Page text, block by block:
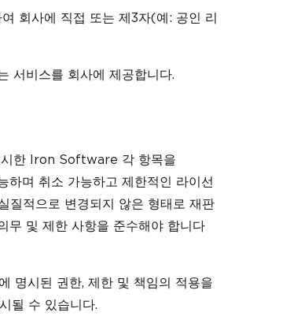
회사에 직접 또는 제3자(예: 공인 리
서비스를 회사에 제공합니다.
한 Iron Software 각 항목을
며 취소 가능하고 제한적인 라이선
질적으로 변경되지 않은 형태로 재판
무 및 제한 사항을 준수해야 합니다
명시된 권한, 제한 및 책임의 적용을
될 수 있습니다.